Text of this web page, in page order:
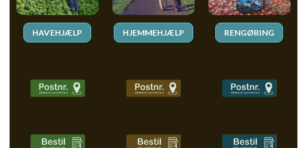
HAVEHJÆLP HJEMMEHJÆLP RENGØRING